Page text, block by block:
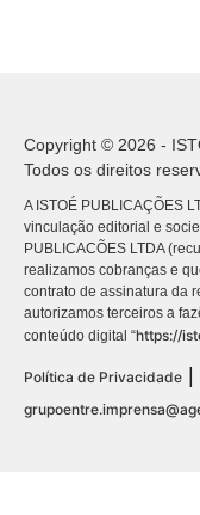
Copyright © 2026 -
Todos os direitos
A ISTOÉ PUBLICAÇÕES
vinculação editorial e
PUBLICACÕES LTDA
realizamos cobranças e
contrato de assinatura da
autorizamos terceiros a
conteúdo digital “https://
Política de Privacidade |